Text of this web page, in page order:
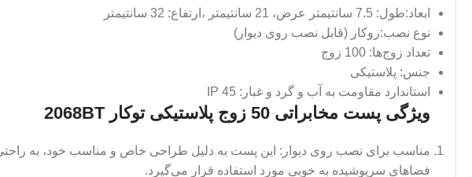
ابعاد:طول: 7.5 سانتیمتر عرض، 21 سانتیمتر ،ارتفاع: 32 سانتیمتر
نوع نصب:روکار (قابل نصب روی دیوار)
تعداد زوج‌ها: 100 زوج
جنس: پلاستیکی
استاندارد مقاومت به آب و گرد و غبار: IP 45
ویژگی‌ پست مخابراتی 50 زوج پلاستیکی توکار 2068BT
مناسب برای نصب روی دیوار: این پست به دلیل طراحی خاص و مناسب خود، به
فضاهای سرپوشیده به خوبی مورد استفاده قرار می‌گیرد.